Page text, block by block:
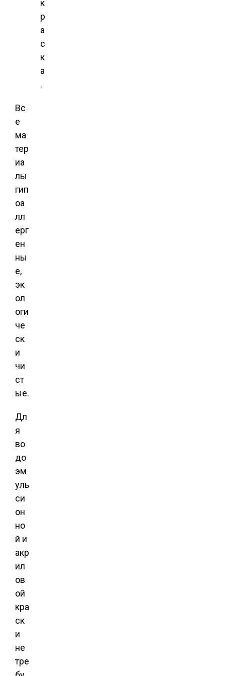
к
р
а
с
к
а
.
Вс
е
ма
тер
иа
лы
гип
оа
лл
ерг
ен
ны
е,
эк
ол
оги
че
ск
и
чи
ст
ые.
Дл
я
во
до
эм
уль
си
он
но
й и
акр
ил
ов
ой
кра
ск
и
не
тре